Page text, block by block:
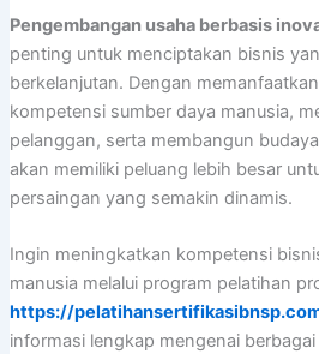
Pengembangan usaha berbasis
penting untuk menciptakan bisnis
berkelanjutan. Dengan
kompetensi sumber daya manusia,
pelanggan, serta membangun
akan memiliki peluang lebih besar
persaingan yang semakin dinamis.
Ingin meningkatkan kompetensi
manusia melalui program pelatihan
https://
informasi lengkap mengenai